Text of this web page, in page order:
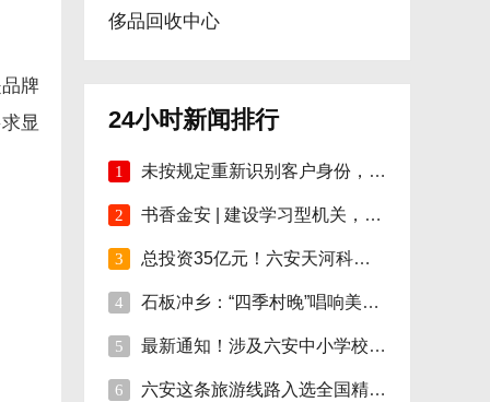
牌
显
侈品回收中心
24小时新闻排行
1 未按规定重新识别客户身份，安徽明光农商行
2 书香金安 | 建设学习型机关，孙岗这样做！
3 总投资35亿元！六安天河科技学院项目开工！
4 石板冲乡：“四季村晚”唱响美好新生活
5 最新通知！涉及六安中小学校伙食费
6 六安这条旅游线路入选全国精品!